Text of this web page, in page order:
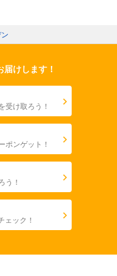
届けします！
受け取ろう！
ポンゲット！
う！
ェック！